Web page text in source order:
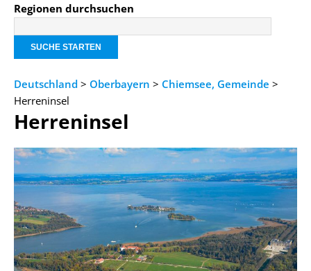
Regionen durchsuchen
Deutschland > Oberbayern > Chiemsee, Gemeinde >
Herreninsel
Herreninsel